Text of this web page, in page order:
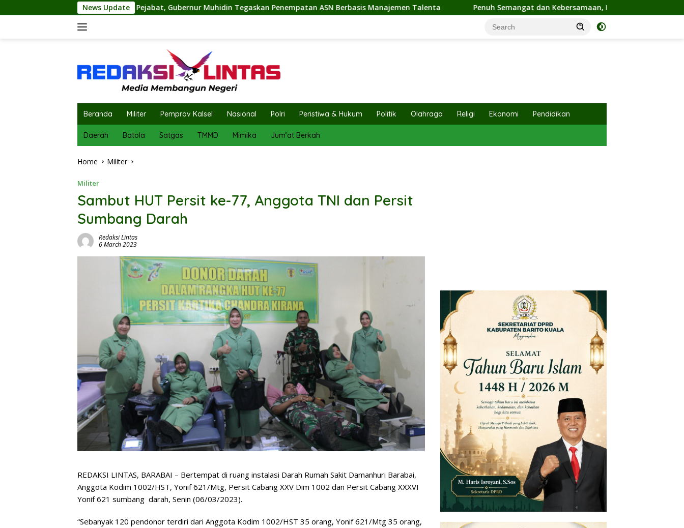
to
News Update
Pejabat, Gubernur Muhidin Tegaskan Penempatan ASN Berbasis Manajemen Talenta Penuh Semangat dan Kebersamaan, Ketua TP PKK Hj. Fathul Jannah Hadiri Flashmob
Beranda Militer Pemprov Kalsel Nasional Polri Peristiwa & Hukum Politik Olahraga Religi Ekonomi Pendidikan
Daerah Batola Satgas TMMD Mimika Jum’at Berkah
Home Militer
Militer
Sambut HUT Persit ke-77, Anggota TNI dan Persit
Sumbang Darah
Redaksi Lintas
6 March 2023
REDAKSI LINTAS, BARABAI – Bertempat di ruang instalasi Darah Rumah Sakit Damanhuri Barabai,
Anggota Kodim 1002/HST, Yonif 621/Mtg, Persit Cabang XXV Dim 1002 dan Persit Cabang XXXVI
Yonif 621 sumbang darah, Senin (06/03/2023).
“Sebanyak 120 pendonor terdiri dari Anggota Kodim 1002/HST 35 orang, Yonif 621/Mtg 35 orang,